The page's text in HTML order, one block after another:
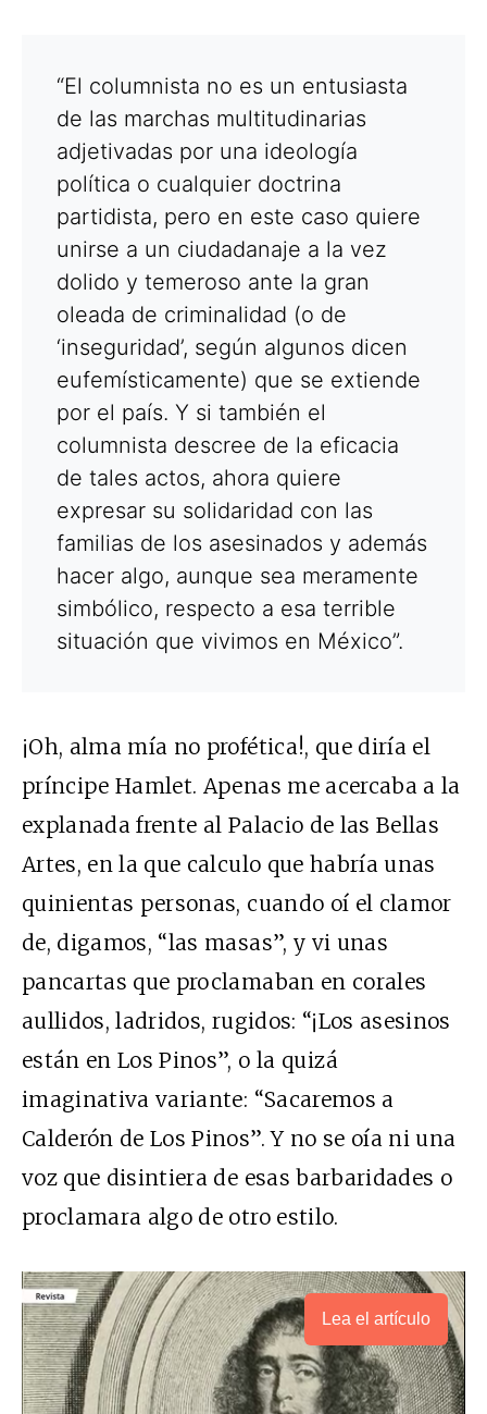
“El columnista no es un entusiasta
de las marchas multitudinarias
adjetivadas por una ideología
política o cualquier doctrina
partidista, pero en este caso quiere
unirse a un ciudadanaje a la vez
dolido y temeroso ante la gran
oleada de criminalidad (o de
‘inseguridad’, según algunos dicen
eufemísticamente) que se extiende
por el país. Y si también el
columnista descree de la eficacia
de tales actos, ahora quiere
expresar su solidaridad con las
familias de los asesinados y además
hacer algo, aunque sea meramente
simbólico, respecto a esa terrible
situación que vivimos en México”.
¡Oh, alma mía no profética!, que diría el
príncipe Hamlet. Apenas me acercaba a la
explanada frente al Palacio de las Bellas
Artes, en la que calculo que habría unas
quinientas personas, cuando oí el clamor
de, digamos, “las masas”, y vi unas
pancartas que proclamaban en corales
aullidos, ladridos, rugidos: “¡Los asesinos
están en Los Pinos”, o la quizá
imaginativa variante: “Sacaremos a
Calderón de Los Pinos”. Y no se oía ni una
voz que disintiera de esas barbaridades o
proclamara algo de otro estilo.
Lea el artículo